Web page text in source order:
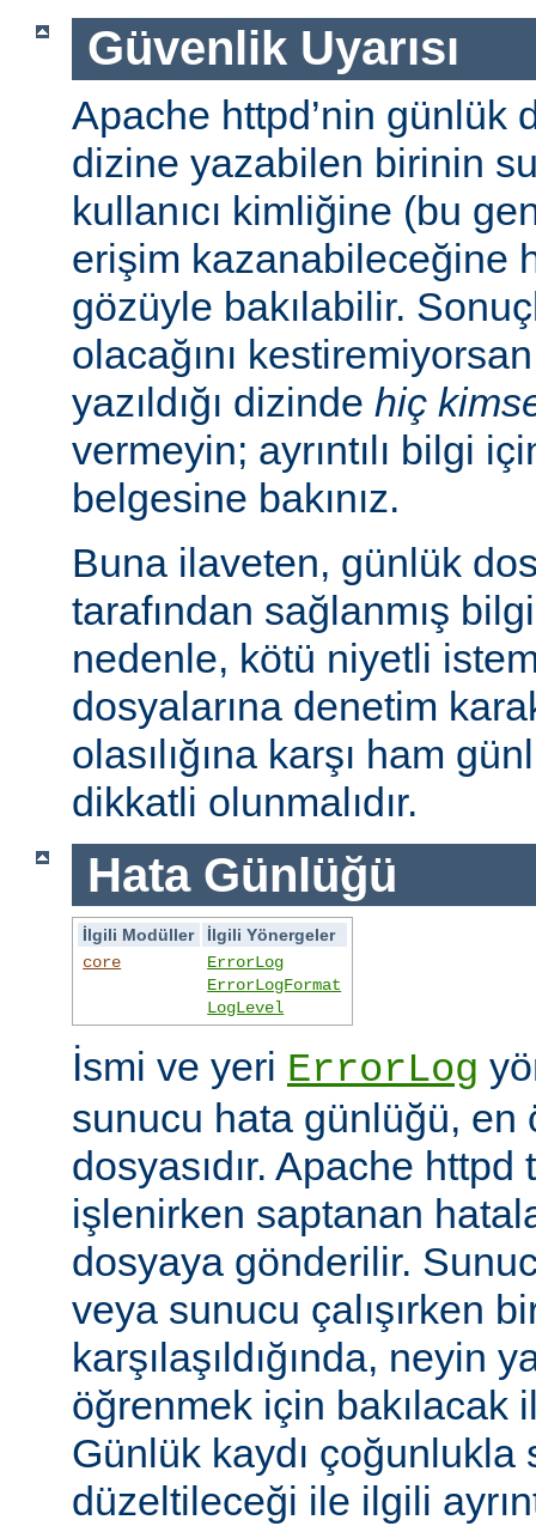
Güvenlik Uyarısı
Apache httpd’nin günlük
dizine yazabilen birinin
kullanıcı kimliğine (bu
erişim kazanabileceğine
gözüyle bakılabilir.
olacağını
yazıldığı dizinde hiç
vermeyin; ayrıntılı bilgi
belgesine bakınız.
Buna ilaveten, günlük
tarafından sağlanmış
nedenle, kötü niyetli
dosyalarına denetim
olasılığına karşı ham
dikkatli olunmalıdır.
Hata Günlüğü
İlgili Modüller
İlgili Yönergeler
core
ErrorLog
ErrorLogFormat
LogLevel
İsmi ve yeri ErrorLog
sunucu hata günlüğü, en
dosyasıdır. Apache httpd
işlenirken saptanan
dosyaya gönderilir.
veya sunucu çalışırken
karşılaşıldığında, neyin
öğrenmek için bakılacak
Günlük kaydı çoğunlukla
düzeltileceği ile ilgili